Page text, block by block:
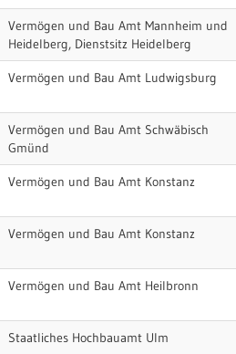
Vermögen und Bau Amt Mannheim und
Heidelberg, Dienstsitz Heidelberg
Vermögen und Bau Amt Ludwigsburg
Vermögen und Bau Amt Schwäbisch
Gmünd
Vermögen und Bau Amt Konstanz
Vermögen und Bau Amt Konstanz
Vermögen und Bau Amt Heilbronn
Staatliches Hochbauamt Ulm